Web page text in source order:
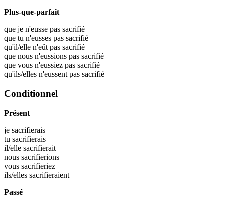
Plus-que-parfait
que je n'eusse pas sacrifié
que tu n'eusses pas sacrifié
qu'il/elle n'eût pas sacrifié
que nous n'eussions pas sacrifié
que vous n'eussiez pas sacrifié
qu'ils/elles n'eussent pas sacrifié
Conditionnel
Présent
je sacrifierais
tu sacrifierais
il/elle sacrifierait
nous sacrifierions
vous sacrifieriez
ils/elles sacrifieraient
Passé